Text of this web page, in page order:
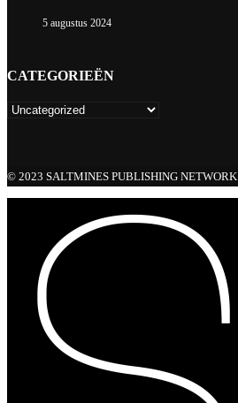
5 augustus 2024
CATEGORIEËN
© 2023 SALTMINES PUBLISHING NETWORK